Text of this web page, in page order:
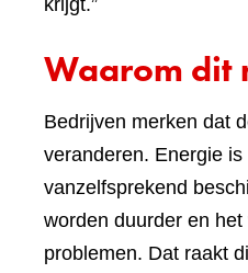
Waarom dit
Bedrijven merken dat
veranderen. Energie is
vanzelfsprekend
worden duurder en
problemen. Dat raakt